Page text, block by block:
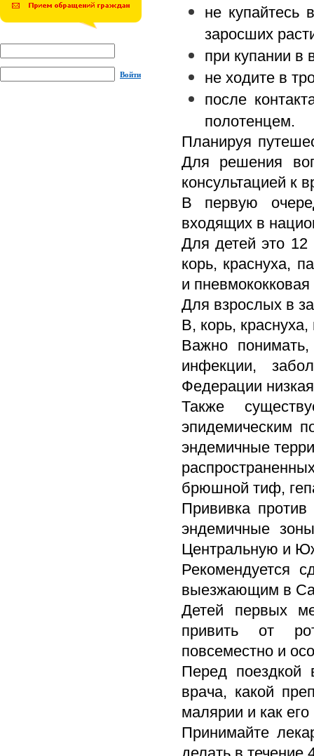
Войти
не купайтесь
заросших
при купании в
не ходите в
после
полотенцем.
Планируя
Для решения
консультацией к
В первую
входящих в
Для детей это
корь, краснуха,
и
Для взрослых в
В, корь,
Важно
инфекции,
Федерации
Также
эпидемическим
эндемичные
брюшной тиф,
Прививка
эндемичные
Центральную и
Рекомендуется
выезжающим в
Детей первых
привить от
повсеместно и
Перед поездкой
врача, какой
малярии и как
Принимайте